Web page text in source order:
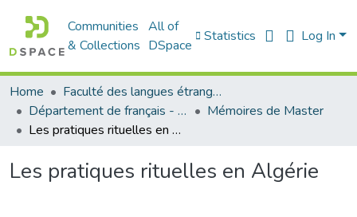
Communities
& Collections
All of
DSpace
Statistics Log In
Home
Faculté des langues étrangères
Département de français - قسم اللغة الفرنسية
Mémoires de Master
Les pratiques rituelles en Algérie
Les pratiques rituelles en Algérie